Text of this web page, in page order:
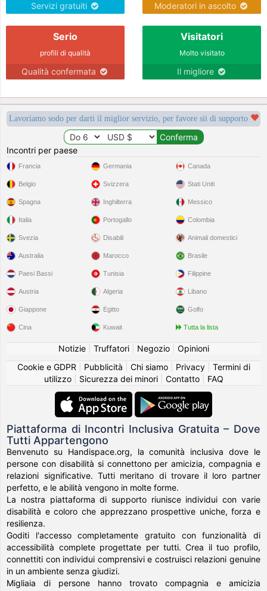
Servizi gratuiti Moderatori in ascolto
Serio
profili di qualità
Qualità confermata
Visitatori
Molto visitato
Il migliore
Lavoriamo sodo per darti il miglior servizio, per favore sii di supporto
Incontri per paese
Francia
Belgio
Spagna
Italia
Svezia
Germania
Svizzera
Inghilterra
Portogallo
Disabili
Canada
Stati Uniti
Messico
Colombia
Animali domestici
Australia
Paesi Bassi
Austria
Giappone
Cina
Marocco
Tunisia
Algeria
Egitto
Kuwait
Brasile
Filippine
Libano
Golfo
Tutta la lista
Notizie| Truffatori| Negozio| Opinioni
Cookie e GDPR
Pubblicità Chi siamo| Privacy| Termini di
utilizzo| Sicurezza dei minori| Contatto| FAQ
Piattaforma di Incontri Inclusiva Gratuita – Dove
Tutti Appartengono
Benvenuto su Handispace.org, la comunità inclusiva dove le
persone con disabilità si connettono per amicizia, compagnia e
relazioni significative. Tutti meritano di trovare il loro partner
perfetto, e le abilità vengono in molte forme.
La nostra piattaforma di supporto riunisce individui con varie
disabilità e coloro che apprezzano prospettive uniche, forza e
resilienza.
Goditi l'accesso completamente gratuito con funzionalità di
accessibilità complete progettate per tutti. Crea il tuo profilo,
connettiti con individui comprensivi e costruisci relazioni genuine
in un ambiente senza giudizi.
Migliaia di persone hanno trovato compagnia e amicizia